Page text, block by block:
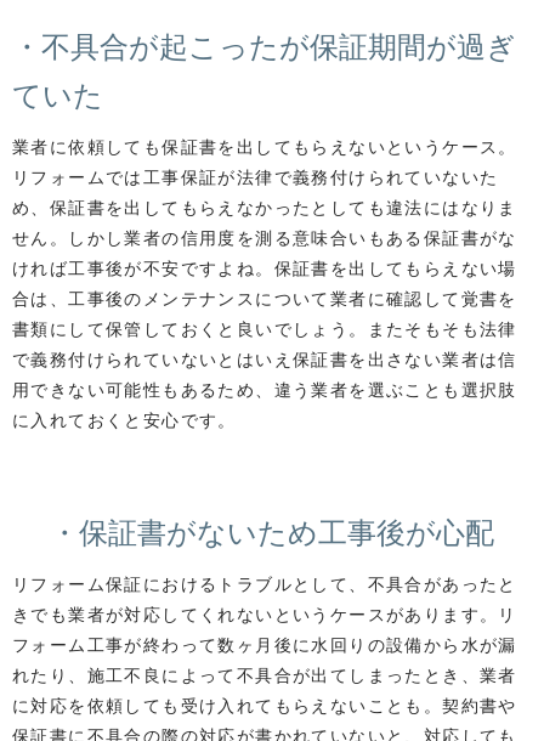
リフォーム保証におけるトラブルとして、不具合があったと
きでも業者が対応してくれないというケースがあります。リ
フォーム工事が終わって数ヶ月後に水回りの設備から水が漏
れたり、施工不良によって不具合が出てしまったとき、業者
に対応を依頼しても受け入れてもらえないことも。契約書や
保証書に不具合の際の対応が書かれていないと、対応しても
・保証書がないため工事後が心配
業者に依頼しても保証書を出してもらえないというケース。
リフォームでは工事保証が法律で義務付けられていないた
め、保証書を出してもらえなかったとしても違法にはなりま
せん。しかし業者の信用度を測る意味合いもある保証書がな
ければ工事後が不安ですよね。保証書を出してもらえない場
合は、工事後のメンテナンスについて業者に確認して覚書を
書類にして保管しておくと良いでしょう。またそもそも法律
で義務付けられていないとはいえ保証書を出さない業者は信
用できない可能性もあるため、違う業者を選ぶことも選択肢
に入れておくと安心です。
・不具合が起こったが保証期間が過ぎ
ていた